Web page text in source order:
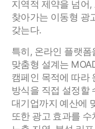
지역적 제약을 넘어
찾아가는 이동형 광
갖는다.
특히, 온라인 플랫
맞춤형 설계는
캠페인 목적에 따라
방식을 직접 설정할
대기업까지 예산에
또한 광고 효과를